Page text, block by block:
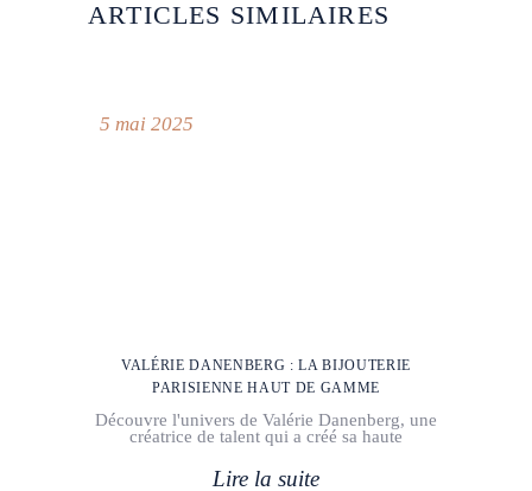
ARTICLES SIMILAIRES
5 mai 2025
VALÉRIE DANENBERG : LA BIJOUTERIE
PARISIENNE HAUT DE GAMME
Découvre l'univers de Valérie Danenberg, une
créatrice de talent qui a créé sa haute
Lire la suite